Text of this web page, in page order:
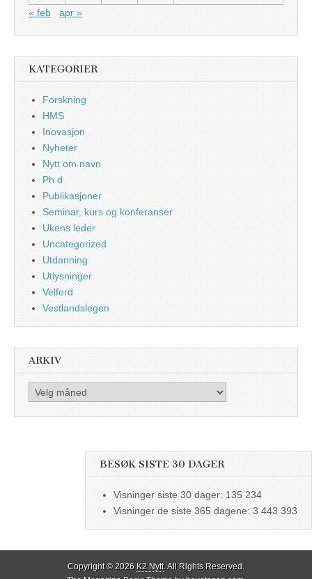
« feb
apr »
KATEGORIER
Forskning
HMS
Inovasjon
Nyheter
Nytt om navn
Ph.d
Publikasjoner
Seminar, kurs og konferanser
Ukens leder
Uncategorized
Utdanning
Utlysninger
Velferd
Vestlandslegen
ARKIV
Arkiv
BESØK SISTE 30 DAGER
Visninger siste 30 dager: 135 234
Visninger de siste 365 dagene: 3 443 393
Copyright © 2026 K2 Nytt. All Rights Reserved.